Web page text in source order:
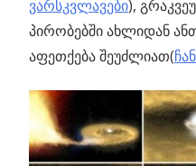
ვარსკვლავები),
პირობებში ახლიდან
აფეთქება შეუძლიათ(